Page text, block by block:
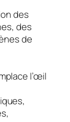
des
des
de
l’œil